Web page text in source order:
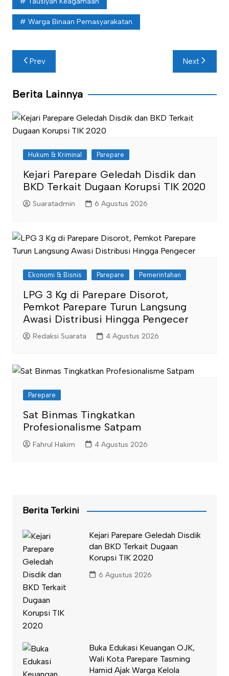
Warga Binaan Pemasyarakatan
Navigasi
pos
Prev Next
Berita Lainnya
Hukum & Kriminal Parepare
Kejari Parepare Geledah Disdik dan
BKD Terkait Dugaan Korupsi TIK 2020
Suaratadmin 6 Agustus 2026
Ekonomi & Bisnis Parepare Pemerintahan
LPG 3 Kg di Parepare Disorot,
Pemkot Parepare Turun Langsung
Awasi Distribusi Hingga Pengecer
Redaksi Suarata 4 Agustus 2026
Parepare
Sat Binmas Tingkatkan
Profesionalisme Satpam
Fahrul Hakim 4 Agustus 2026
Berita Terkini
Kejari Parepare Geledah Disdik
dan BKD Terkait Dugaan
Korupsi TIK 2020
6 Agustus 2026
Buka Edukasi Keuangan OJK,
Wali Kota Parepare Tasming
Hamid Ajak Warga Kelola